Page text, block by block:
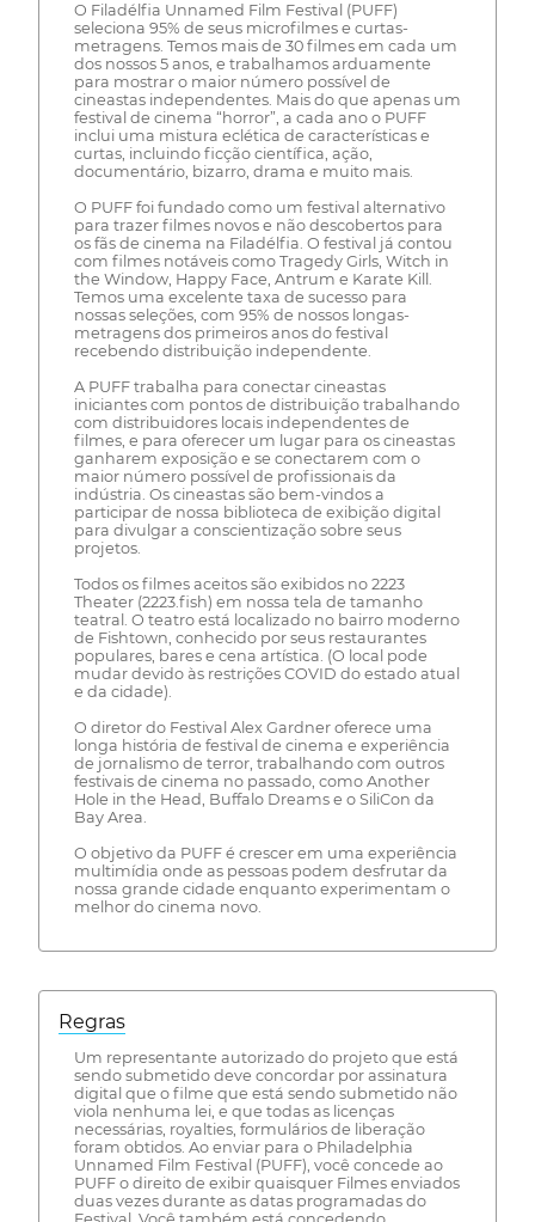
O Filadélfia Unnamed Film Festival (PUFF)
seleciona 95% de seus microfilmes e curtas-
metragens. Temos mais de 30 filmes em cada um
dos nossos 5 anos, e trabalhamos arduamente
para mostrar o maior número possível de
cineastas independentes. Mais do que apenas um
festival de cinema “horror”, a cada ano o PUFF
inclui uma mistura eclética de características e
curtas, incluindo ficção científica, ação,
documentário, bizarro, drama e muito mais.
O PUFF foi fundado como um festival alternativo
para trazer filmes novos e não descobertos para
os fãs de cinema na Filadélfia. O festival já contou
com filmes notáveis como Tragedy Girls, Witch in
the Window, Happy Face, Antrum e Karate Kill.
Temos uma excelente taxa de sucesso para
nossas seleções, com 95% de nossos longas-
metragens dos primeiros anos do festival
recebendo distribuição independente.
A PUFF trabalha para conectar cineastas
iniciantes com pontos de distribuição trabalhando
com distribuidores locais independentes de
filmes, e para oferecer um lugar para os cineastas
ganharem exposição e se conectarem com o
maior número possível de profissionais da
indústria. Os cineastas são bem-vindos a
participar de nossa biblioteca de exibição digital
para divulgar a conscientização sobre seus
projetos.
Todos os filmes aceitos são exibidos no 2223
Theater (2223.fish) em nossa tela de tamanho
teatral. O teatro está localizado no bairro moderno
de Fishtown, conhecido por seus restaurantes
populares, bares e cena artística. (O local pode
mudar devido às restrições COVID do estado atual
e da cidade).
O diretor do Festival Alex Gardner oferece uma
longa história de festival de cinema e experiência
de jornalismo de terror, trabalhando com outros
festivais de cinema no passado, como Another
Hole in the Head, Buffalo Dreams e o SiliCon da
Bay Area.
O objetivo da PUFF é crescer em uma experiência
multimídia onde as pessoas podem desfrutar da
nossa grande cidade enquanto experimentam o
melhor do cinema novo.
Regras
Um representante autorizado do projeto que está
sendo submetido deve concordar por assinatura
digital que o filme que está sendo submetido não
viola nenhuma lei, e que todas as licenças
necessárias, royalties, formulários de liberação
foram obtidos. Ao enviar para o Philadelphia
Unnamed Film Festival (PUFF), você concede ao
PUFF o direito de exibir quaisquer Filmes enviados
duas vezes durante as datas programadas do